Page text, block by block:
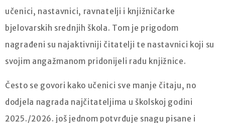
učenici, nastavnici, ravnatelji i knjižničarke
bjelovarskih srednjih škola. Tom je prigodom
nagrađeni su najaktivniji čitatelji te nastavnici koji su
svojim angažmanom pridonijeli radu knjižnice.
Često se govori kako učenici sve manje čitaju, no
dodjela nagrada najčitateljima u školskoj godini
2025./2026. još jednom potvrđuje snagu pisane i